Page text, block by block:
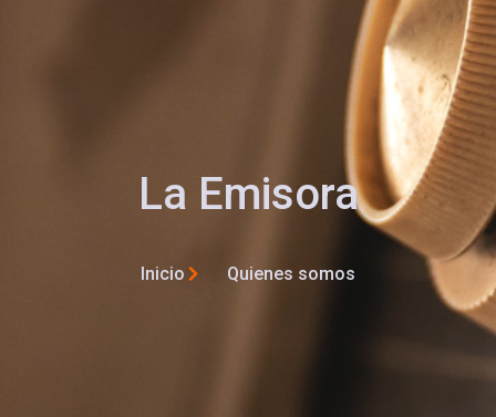
La Emisora
Inicio Quienes somos